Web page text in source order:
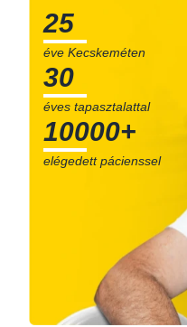
25
éve Kecskeméten
30
éves tapasztalattal
10000+
elégedett pácienssel